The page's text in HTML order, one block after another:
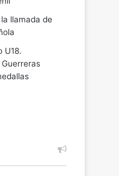
llamada de
U18.